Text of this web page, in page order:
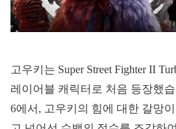
고우키는 Super Street Fighter II
레이어블 캐릭터로 처음 등장했습
6에서, 고우키의 힘에 대한 갈망